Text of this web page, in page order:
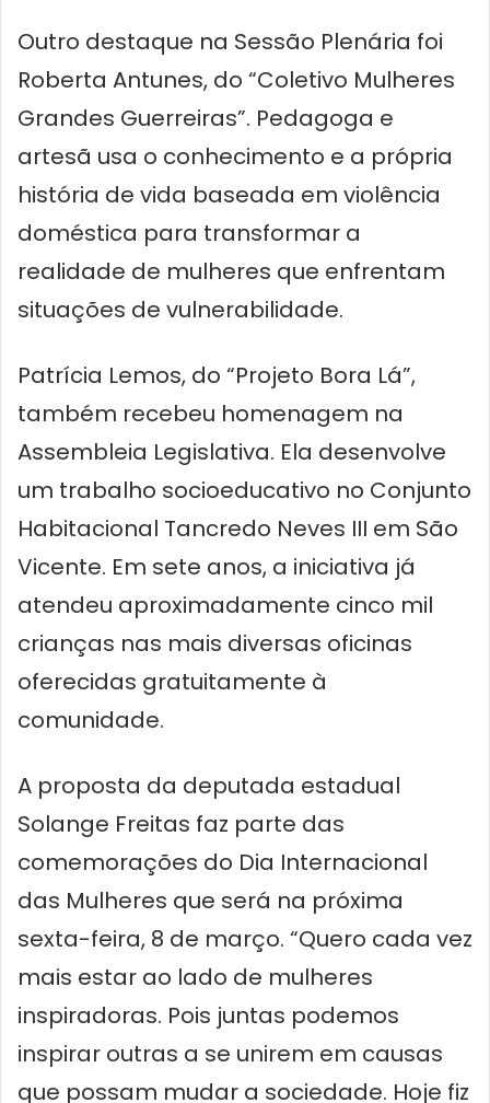
Outro destaque na Sessão Plenária foi
Roberta Antunes, do “Coletivo Mulheres
Grandes Guerreiras”. Pedagoga e
artesã usa o conhecimento e a própria
história de vida baseada em violência
doméstica para transformar a
realidade de mulheres que enfrentam
situações de vulnerabilidade.
Patrícia Lemos, do “Projeto Bora Lá”,
também recebeu homenagem na
Assembleia Legislativa. Ela desenvolve
um trabalho socioeducativo no Conjunto
Habitacional Tancredo Neves III em São
Vicente. Em sete anos, a iniciativa já
atendeu aproximadamente cinco mil
crianças nas mais diversas oficinas
oferecidas gratuitamente à
comunidade.
A proposta da deputada estadual
Solange Freitas faz parte das
comemorações do Dia Internacional
das Mulheres que será na próxima
sexta-feira, 8 de março. “Quero cada vez
mais estar ao lado de mulheres
inspiradoras. Pois juntas podemos
inspirar outras a se unirem em causas
que possam mudar a sociedade. Hoje fiz